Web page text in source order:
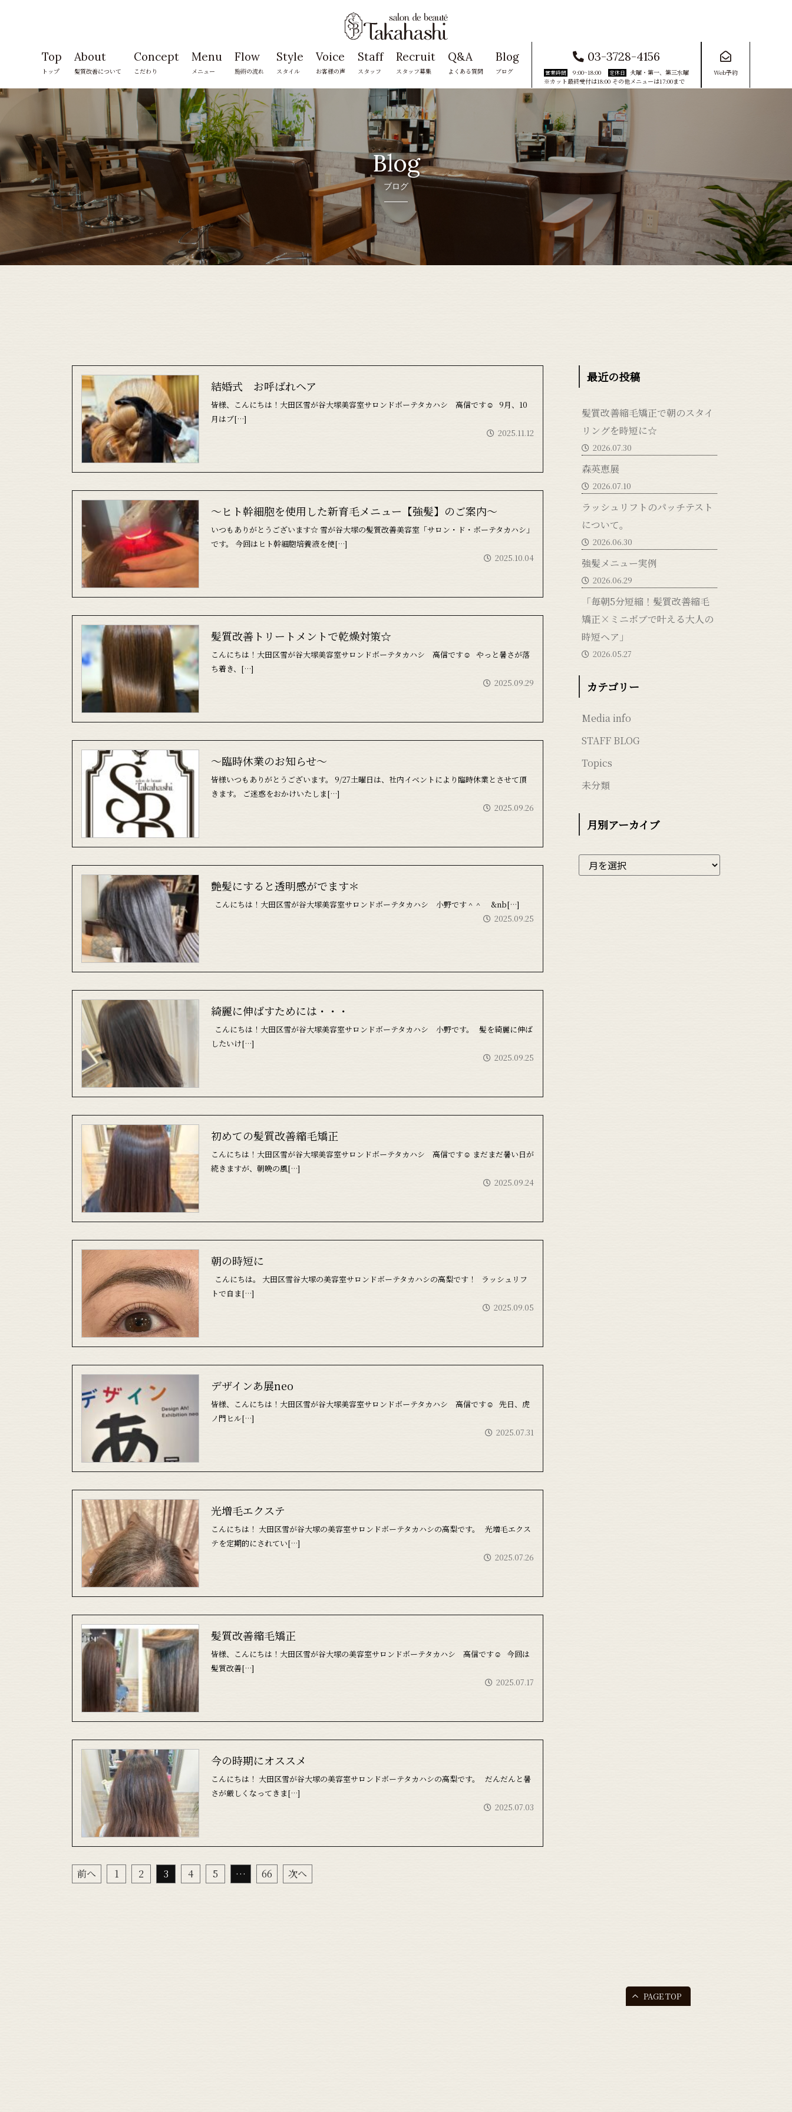
Top
トップ
About
髪質改善について
Concept
こだわり
Menu
メニュー
Flow
施術の流れ
Style
スタイル
Voice
お客様の声
Staff
スタッフ
Recruit
スタッフ募集
Q&A
よくある質問
Blog
ブログ
03-3728-4156
営業時間 9:00~18:00 定休日
火曜・第一、第三水曜
※カット最終受付は18:00 その他メニューは17:00まで
Web予約
Blog
ブログ
結婚式 お呼ばれヘア
皆様、こんにちは！大田区雪が谷大塚美容室サロンドボーテタカハシ 高信です☺ 9月、10
月はブ[…]
2025.11.12
～ヒト幹細胞を使用した新育毛メニュー【強髪】のご案内～
いつもありがとうございます☆ 雪が谷大塚の髪質改善美容室「サロン・ド・ボーテタカハシ」
です。 今回はヒト幹細胞培養液を使[…]
2025.10.04
髪質改善トリートメントで乾燥対策☆
こんにちは！大田区雪が谷大塚美容室サロンドボーテタカハシ 高信です☺ やっと暑さが落
ち着き、[…]
2025.09.29
～臨時休業のお知らせ～
皆様いつもありがとうございます。 9/27土曜日は、社内イベントにより臨時休業とさせて頂
きます。 ご迷惑をおかけいたしま[…]
2025.09.26
艶髪にすると透明感がでます＊
こんにちは！大田区雪が谷大塚美容室サロンドボーテタカハシ 小野です＾＾ &nb[…]
2025.09.25
綺麗に伸ばすためには・・・
こんにちは！大田区雪が谷大塚美容室サロンドボーテタカハシ 小野です。 髪を綺麗に伸ば
したいけ[…]
2025.09.25
初めての髪質改善縮毛矯正
こんにちは！大田区雪が谷大塚美容室サロンドボーテタカハシ 高信です☺ まだまだ暑い日が
続きますが、朝晩の風[…]
2025.09.24
朝の時短に
こんにちは。 大田区雪谷大塚の美容室サロンドボーテタカハシの高梨です！ ラッシュリフ
トで自ま[…]
2025.09.05
デザインあ展neo
皆様、こんにちは！大田区雪が谷大塚美容室サロンドボーテタカハシ 高信です☺ 先日、虎
ノ門ヒル[…]
2025.07.31
光増毛エクステ
こんにちは！ 大田区雪が谷大塚の美容室サロンドボーテタカハシの高梨です。 光増毛エクス
テを定期的にされてい[…]
2025.07.26
髪質改善縮毛矯正
皆様、こんにちは！大田区雪が谷大塚の美容室サロンドボーテタカハシ 高信です☺ 今回は
髪質改善[…]
2025.07.17
今の時期にオススメ
こんにちは！ 大田区雪が谷大塚の美容室サロンドボーテタカハシの高梨です。 だんだんと暑
さが厳しくなってきま[…]
2025.07.03
前へ 1 2 3 4 5 … 66 次へ
最近の投稿
髪質改善縮毛矯正で朝のスタイ
リングを時短に☆
2026.07.30
森英恵展
2026.07.10
ラッシュリフトのパッチテスト
について。
2026.06.30
強髪メニュー実例
2026.06.29
「毎朝5分短縮！髪質改善縮毛
矯正×ミニボブで叶える大人の
時短ヘア」
2026.05.27
カテゴリー
Media info
STAFF BLOG
Topics
未分類
月別アーカイブ
PAGE TOP